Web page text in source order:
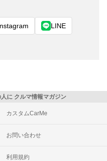
LINE
に クルマ情報マガジン
カスタムCarMe
お問い合わせ
利用規約